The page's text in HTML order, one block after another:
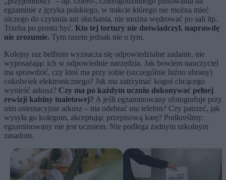
egzaminie z języka polskiego, w trakcie którego nie można mieć
niczego do czytania ani słuchania, nie można wędrować po sali itp.
Trzeba po prostu być. Kto tej tortury nie doświadczył, naprawdę
nie zrozumie. Tym razem jednak nie o tym.
Kolejny raz belfrom wyznacza się odpowiedzialne zadanie, nie
wyposażając ich w odpowiednie narzędzia. Jak bowiem nauczyciel
ma sprawdzić, czy ktoś ma przy sobie (szczególnie luźno ubrany)
cokolwiek elektronicznego? Jak ma zatrzymać kogoś chcącego
wynieść arkusz? Czy ma po każdym uczniu dokonywać pełnej
rewizji kabiny toaletowej? A jeśli egzaminowany sfotografuje przy
nim ostentacyjnie arkusz – ma odebrać mu telefon? Czy patrzeć, jak
wysyła go kolegom, akceptując przepisową karę? Podkreślmy:
egzaminowany nie jest uczniem. Nie podlega żadnym szkolnym
zasadom.